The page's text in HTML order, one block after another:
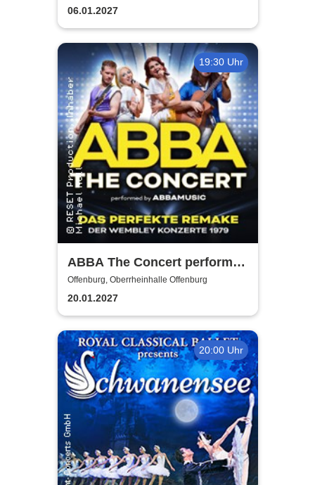
06.01.2027
19:30 Uhr
ABBA The Concert performed
by ABBAMUSIC
Offenburg, Oberrheinhalle Offenburg
20.01.2027
20:00 Uhr